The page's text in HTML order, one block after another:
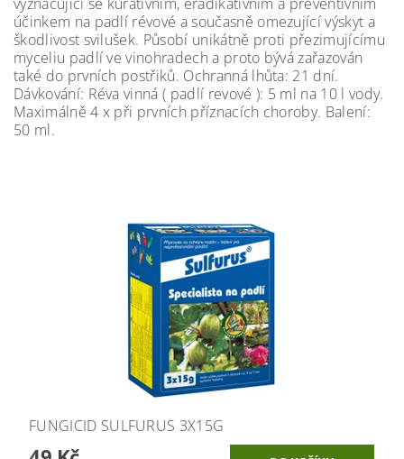
účinkem na padlí révové a současně omezující výskyt a
škodlivost svilušek. Působí unikátně proti přezimujícímu
myceliu padlí ve vinohradech a proto bývá zařazován
také do prvních postřiků. Ochranná lhůta: 21 dní.
Dávkování: Réva vinná ( padlí revové ): 5 ml na 10 l vody.
Maximálně 4 x při prvních příznacích choroby. Balení:
50 ml.
FUNGICID SULFURUS 3X15G